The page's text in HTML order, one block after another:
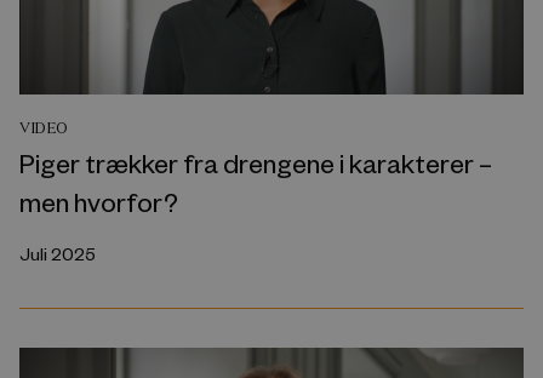
VIDEO
Piger trækker fra drengene i karakterer –
men hvorfor?
Juli 2025